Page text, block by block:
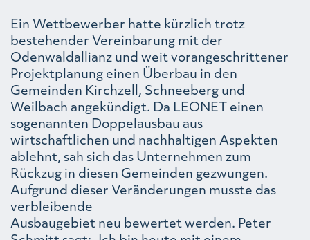
Ein Wettbewerber hatte kürzlich trotz
bestehender Vereinbarung mit der
Odenwaldallianz und weit vorangeschrittener
Projektplanung einen Überbau in den
Gemeinden Kirchzell, Schneeberg und
Weilbach angekündigt. Da LEONET einen
sogenannten Doppelausbau aus
wirtschaftlichen und nachhaltigen Aspekten
ablehnt, sah sich das Unternehmen zum
Rückzug in diesen Gemeinden gezwungen.
Aufgrund dieser Veränderungen musste das
verbleibende
Ausbaugebiet neu bewertet werden. Peter